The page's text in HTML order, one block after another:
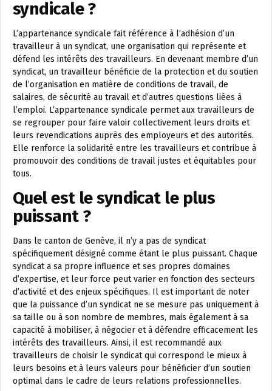
syndicale ?
L’appartenance syndicale fait référence à l’adhésion d’un
travailleur à un syndicat, une organisation qui représente et
défend les intérêts des travailleurs. En devenant membre d’un
syndicat, un travailleur bénéficie de la protection et du soutien
de l’organisation en matière de conditions de travail, de
salaires, de sécurité au travail et d’autres questions liées à
l’emploi. L’appartenance syndicale permet aux travailleurs de
se regrouper pour faire valoir collectivement leurs droits et
leurs revendications auprès des employeurs et des autorités.
Elle renforce la solidarité entre les travailleurs et contribue à
promouvoir des conditions de travail justes et équitables pour
tous.
Quel est le syndicat le plus
puissant ?
Dans le canton de Genève, il n’y a pas de syndicat
spécifiquement désigné comme étant le plus puissant. Chaque
syndicat a sa propre influence et ses propres domaines
d’expertise, et leur force peut varier en fonction des secteurs
d’activité et des enjeux spécifiques. Il est important de noter
que la puissance d’un syndicat ne se mesure pas uniquement à
sa taille ou à son nombre de membres, mais également à sa
capacité à mobiliser, à négocier et à défendre efficacement les
intérêts des travailleurs. Ainsi, il est recommandé aux
travailleurs de choisir le syndicat qui correspond le mieux à
leurs besoins et à leurs valeurs pour bénéficier d’un soutien
optimal dans le cadre de leurs relations professionnelles.